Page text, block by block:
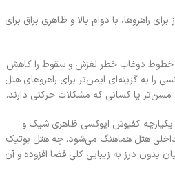
راهروها، با دوام بالا و ظاهری براق برای
خطوط دوغاب خطر لغزش و سقوط را کاهش
را به گزینه‌ای ایمن‌تر برای راهروهای هتل
مسن‌تر یا کسانی که مشکلات حرکتی دارند.
کفپوش اپوکسی ظاهری شیک و
هتل هماهنگ می‌شود. چه هتل بوتیک
بدون درز به زیبایی کلی فضا افزوده و آن